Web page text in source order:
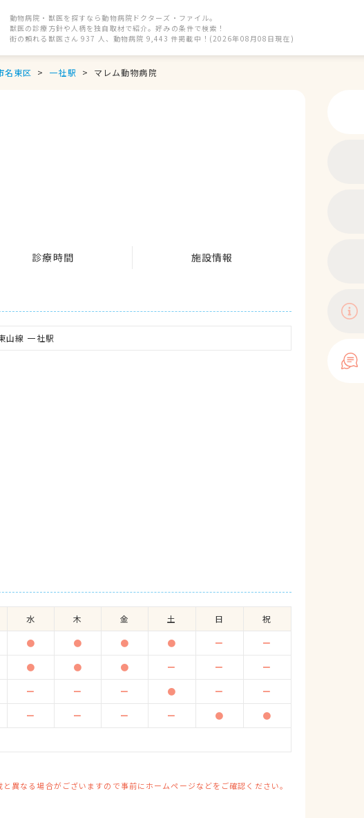
動物病院・獣医を探すなら動物病院ドクターズ・ファイル。
獣医の診療方針や人柄を独自取材で紹介。好みの条件で検索！
街の頼れる獣医さん 937 人、動物病院 9,443 件掲載中！(2026年08月08日現在)
名東区 一社駅 マレム動物病院
診療時間 施設情報
山線 一社駅
水 木 金 土 日 祝
● ● ● ● ー ー
● ● ● ー ー ー
ー ー ー ● ー ー
ー ー ー ー ● ●
異なる場合がございますので事前にホームページなどをご確認ください。